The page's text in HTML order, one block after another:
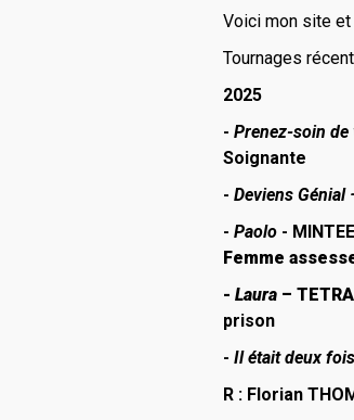
Voici mon site
Tournages
2025
- Prenez-soin de
Soignante
- Deviens Génial
- Paolo -
Femme
- Laura –
prison
- Il était deux fois
R : Florian